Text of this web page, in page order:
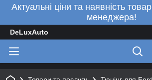
Актуальні ціни та наявність
менеджера!
DeLuxAuto